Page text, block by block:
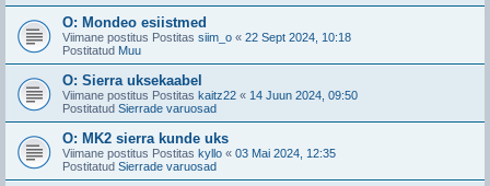
O: Mondeo esiistmed
Viimane postitus Postitas siim_o « 22 Sept 2024, 10:18
Postitatud Muu
O: Sierra uksekaabel
Viimane postitus Postitas kaitz22 « 14 Juun 2024, 09:50
Postitatud Sierrade varuosad
O: MK2 sierra kunde uks
Viimane postitus Postitas kyllo « 03 Mai 2024, 12:35
Postitatud Sierrade varuosad